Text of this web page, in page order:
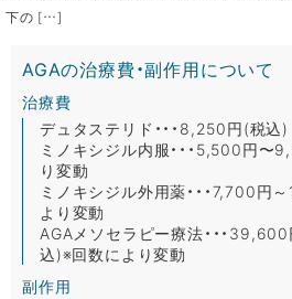
下の […]
AGAの治療費・副作用について
治療費
デュタステリド・・・8,250円(税込)
ミノキシジル内服・・・5,500円
り変動
ミノキシジル外用薬・・・7,700
より変動
AGAメソセラピー療法・・・
込)※回数により変動
副作用